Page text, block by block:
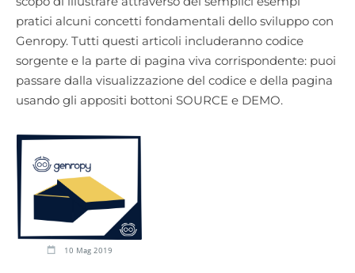
pratici alcuni concetti fondamentali dello sviluppo con
Genropy. Tutti questi articoli includeranno codice
sorgente e la parte di pagina viva corrispondente: puoi
passare dalla visualizzazione del codice e della pagina
usando gli appositi bottoni SOURCE e DEMO.
10 Mag 2019